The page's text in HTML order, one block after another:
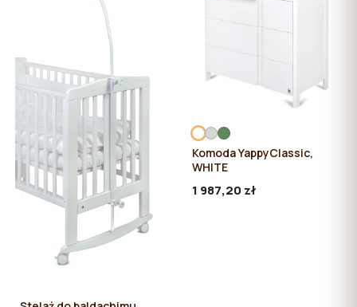
Komoda YappyClassic,
WHITE
1 987,20 zł